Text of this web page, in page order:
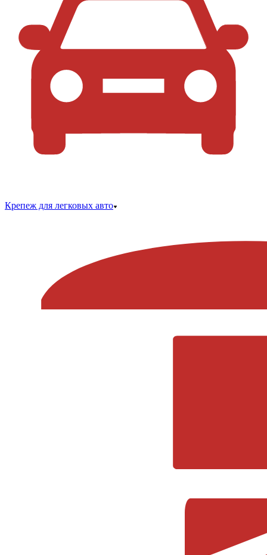
Крепеж для легковых авто